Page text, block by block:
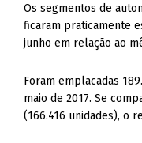
Os segmentos de
ficaram praticamente
junho em relação ao
Foram emplacadas
maio de 2017. Se
(166.416 unidades), o